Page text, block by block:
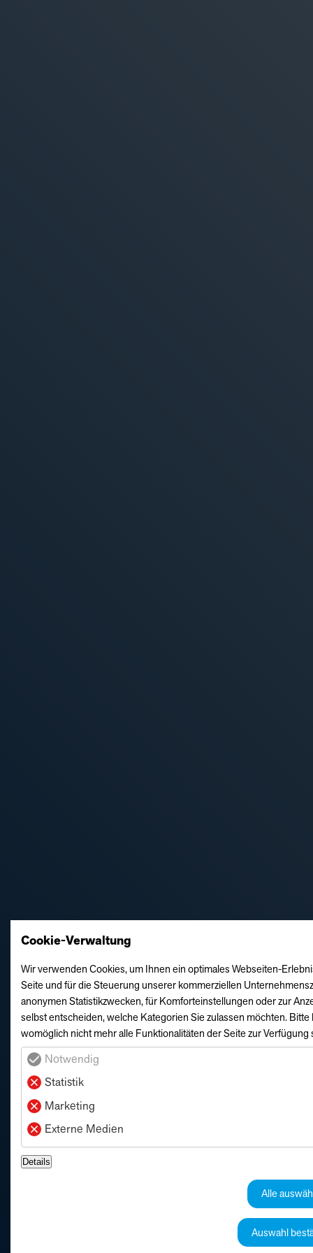
DIE ONLINE-FAHRZEUGSUCHE VON
Stöbern Sie jetzt in der Online-Fahrzeugsuche der Wandscher-
Cookie-Verwaltung
Wir verwenden Cookies, um Ihnen ein optimales Webseiten-
Seite und für die Steuerung unserer kommerziellen
anonymen Statistikzwecken, für Komforteinstellungen oder zur
selbst entscheiden, welche Kategorien Sie zulassen möchten.
womöglich nicht mehr alle Funktionalitäten der Seite zur Verfügung
Notwendig
Statistik
Marketing
Externe Medien
Details
Auswahl
Alle